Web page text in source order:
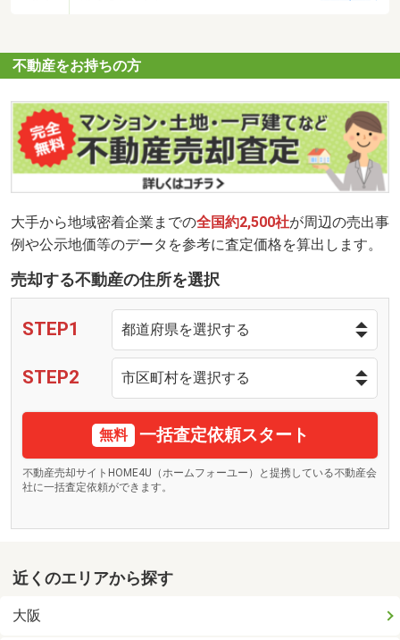
不動産をお持ちの方
大手から地域密着企業までの全国約2,500社が周辺の売出事
例や公示地価等のデータを参考に査定価格を算出します。
売却する不動産の住所を選択
STEP1
STEP2
無料 一括査定依頼スタート
不動産売却サイトHOME4U（ホームフォーユー）と提携している不動産会
社に一括査定依頼ができます。
近くのエリアから探す
大阪